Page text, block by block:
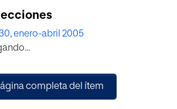
en el actual discurso sobre las
educativo global. Además, se
curricular: competencias específicas,
enero-abril 2005
completa del ítem